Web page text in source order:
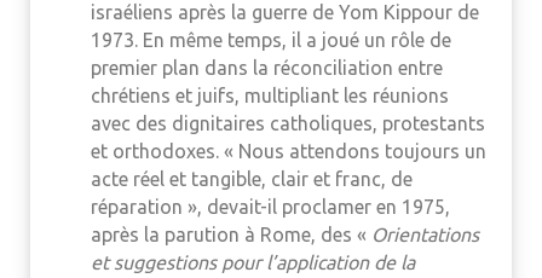
israéliens après la guerre de Yom Kippour de
1973. En même temps, il a joué un rôle de
premier plan dans la réconciliation entre
chrétiens et juifs, multipliant les réunions
avec des dignitaires catholiques, protestants
et orthodoxes. « Nous attendons toujours un
acte réel et tangible, clair et franc, de
réparation », devait-il proclamer en 1975,
après la parution à Rome, des « Orientations
et suggestions pour l’application de la